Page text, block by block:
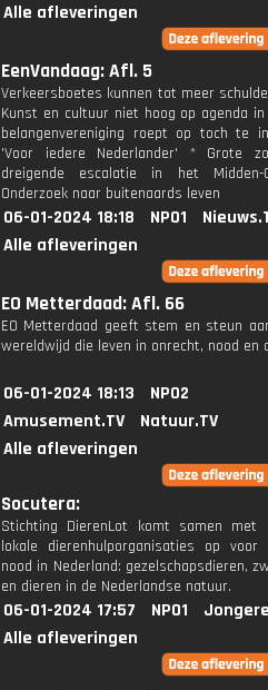
Alle afleveringen
EenVandaag: Afl. 5
Verkeersboetes kunnen tot meer
Kunst en cultuur niet hoog op agenda
belangenvereniging roept op toch te
'Voor iedere Nederlander' * Grote
dreigende escalatie in het Midden-
Onderzoek naar buitenaards leven
06-01-2024 18:18 NPO1
Alle afleveringen
EO Metterdaad: Afl. 66
EO Metterdaad geeft stem en steun
wereldwijd die leven in onrecht, nood en
06-01-2024 18:13
NPO2
Amusement.TV
Natuur.TV
Alle afleveringen
Socutera:
Stichting DierenLot komt samen met
lokale dierenhulporganisaties op
nood in Nederland: gezelschapsdieren,
en dieren in de Nederlandse natuur.
06-01-2024 17:57 NPO1
Alle afleveringen